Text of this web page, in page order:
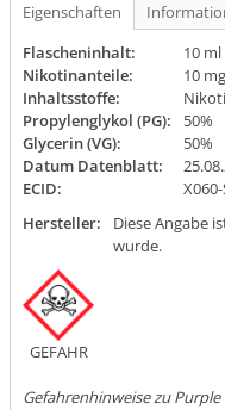
Eigenschaften
Flascheninhalt:
10 ml
Nikotinanteile:
10
Inhaltsstoffe:
Propylenglykol (PG):
50%
Glycerin (VG):
50%
Datum Datenblatt:
ECID:
Hersteller:
Diese Angabe
wurde.
GEFAHR
Gefahrenhinweise zu